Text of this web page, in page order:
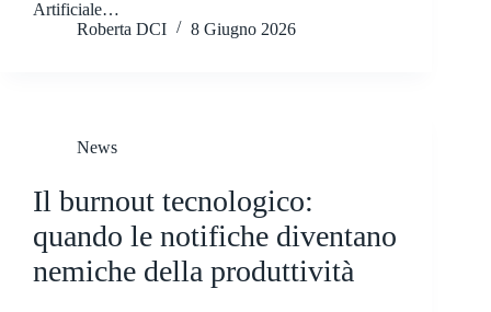
Artificiale…
Roberta DCI
8 Giugno 2026
News
Il burnout tecnologico:
quando le notifiche diventano
nemiche della produttività